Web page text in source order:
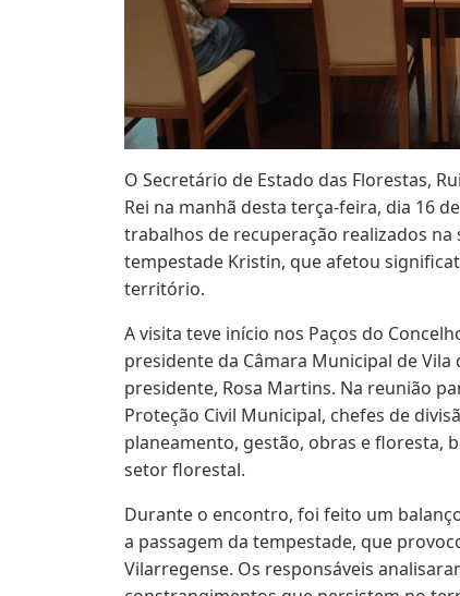
O Secretário de Estado das Florestas,
Rei na manhã desta terça-feira, dia 16
trabalhos de recuperação realizados
tempestade Kristin, que afetou
território.
A visita teve início nos Paços do
presidente da Câmara Municipal de Vila
presidente, Rosa Martins. Na reunião
Proteção Civil Municipal, chefes de
planeamento, gestão, obras e floresta,
setor florestal.
Durante o encontro, foi feito um
a passagem da tempestade, que
Vilarregense. Os responsáveis